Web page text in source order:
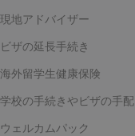
現地アドバイザー
ビザの延長手続き
海外留学生健康保険
学校の手続きやビザの手配
ウェルカムパック